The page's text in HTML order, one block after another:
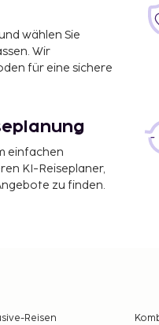
wählen Sie
Wir
für eine sichere
einfachen
KI-Reiseplaner,
zu finden.
Reisen